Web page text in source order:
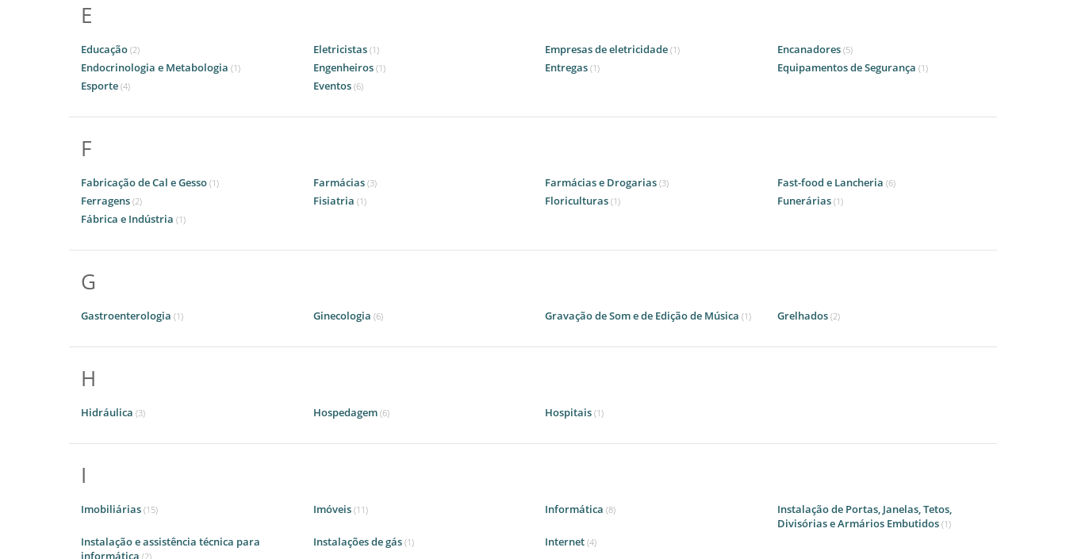
E
Educação (2) Eletricistas (1) Empresas de eletricidade (1) Encanadores (5)
Endocrinologia e Metabologia (1) Engenheiros (1) Entregas (1) Equipamentos de Segurança (1)
Esporte (4) Eventos (6)
F
Fabricação de Cal e Gesso (1) Farmácias (3) Farmácias e Drogarias (3) Fast-food e Lancheria (6)
Ferragens (2) Fisiatria (1) Floriculturas (1) Funerárias (1)
Fábrica e Indústria (1)
G
Gastroenterologia (1) Ginecologia (6) Gravação de Som e de Edição de Música (1) Grelhados (2)
H
Hidráulica (3) Hospedagem (6) Hospitais (1)
I
Imobiliárias (15) Imóveis (11) Informática (8)
Instalação de Portas, Janelas, Tetos,
Divisórias e Armários Embutidos (1)
Instalação e assistência técnica para
informática (2)
Instalações de gás (1) Internet (4)